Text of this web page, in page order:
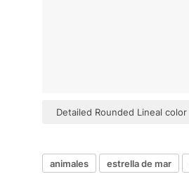
Detailed Rounded Lineal color
animales estrella de mar